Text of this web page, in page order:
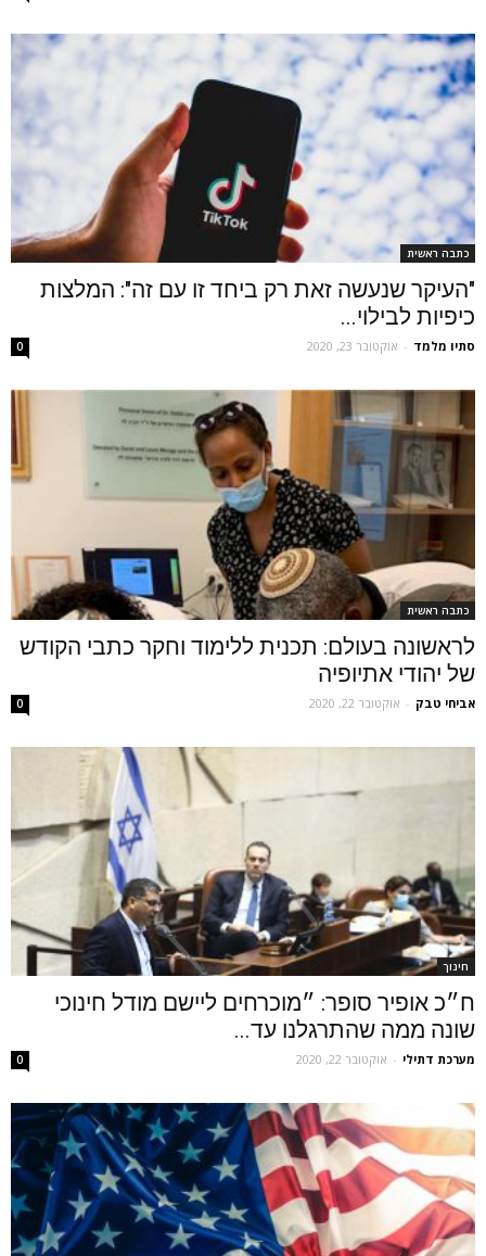
כתבה ראשית
"העיקר שנעשה זאת רק ביחד זו עם זה": המלצות
כיפיות לבילוי...
סתיו מלמד - אוקטובר 23, 2020 0
כתבה ראשית
לראשונה בעולם: תכנית ללימוד וחקר כתבי הקודש
של יהודי אתיופיה
אביחי טבק - אוקטובר 22, 2020 0
חינוך
ח״כ אופיר סופר: ״מוכרחים ליישם מודל חינוכי
שונה ממה שהתרגלנו עד...
מערכת דתילי - אוקטובר 22, 2020 0